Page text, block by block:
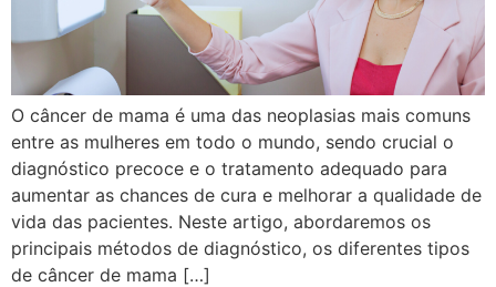
O câncer de mama é uma das neoplasias mais comuns
entre as mulheres em todo o mundo, sendo crucial o
diagnóstico precoce e o tratamento adequado para
aumentar as chances de cura e melhorar a qualidade de
vida das pacientes. Neste artigo, abordaremos os
principais métodos de diagnóstico, os diferentes tipos
de câncer de mama […]